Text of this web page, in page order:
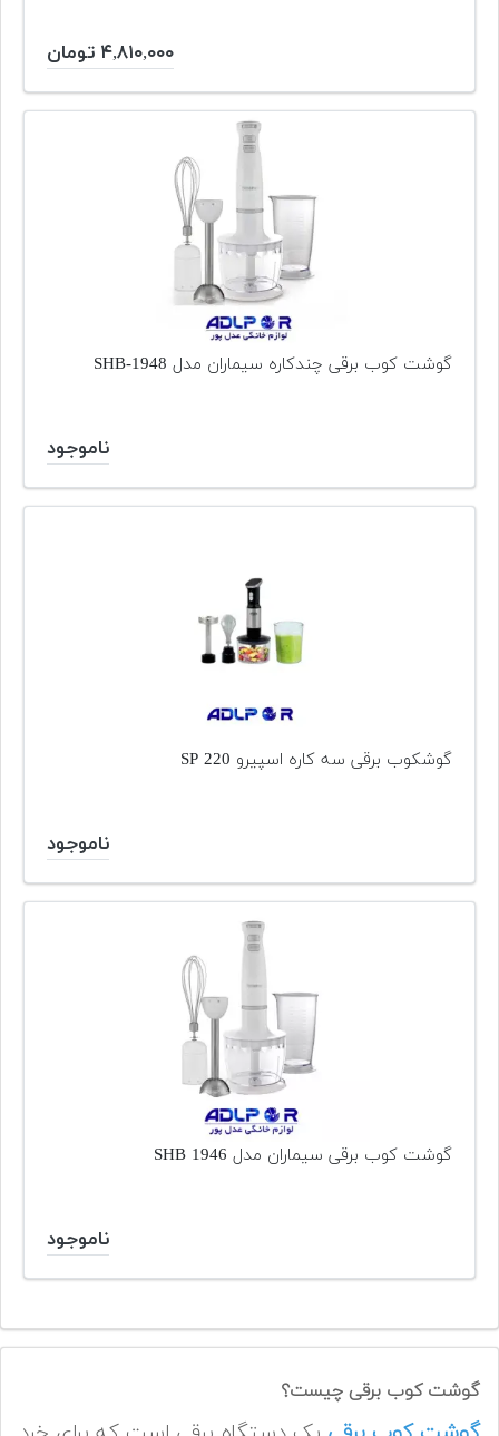
۴,۸۱۰,۰۰۰ تومان
گوشت کوب برقی چندکاره سیماران مدل SHB-1948
ناموجود
گوشکوب برقی سه کاره اسپیرو SP 220
ناموجود
گوشت کوب برقی سیماران مدل SHB 1946
ناموجود
گوشت کوب برقی چیست؟